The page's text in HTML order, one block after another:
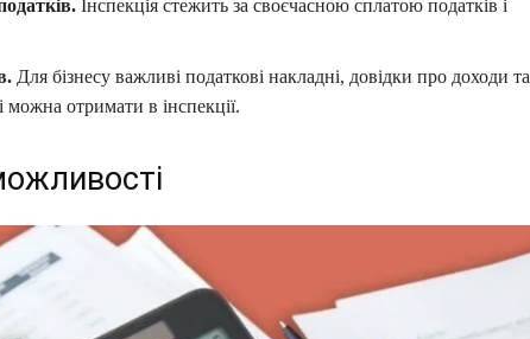
Інспекція стежить за своєчасною сплатою податків і
Для бізнесу важливі податкові накладні, довідки про доходи та
можна отримати в інспекції.